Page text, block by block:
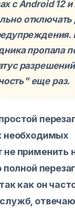
сAndroid 12и
отключать
пропала
еще раз.
необходимых
применить
как он